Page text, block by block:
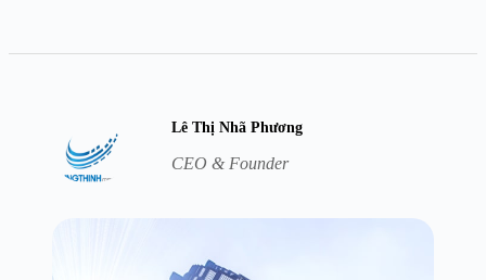
Lê Thị Nhã Phương
CEO & Founder